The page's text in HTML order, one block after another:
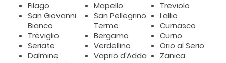
Filago
San Giovanni
Bianco
Treviglio
Seriate
Dalmine
Mapello
San Pellegrino
Terme
Bergamo
Verdellino
Vaprio d'Adda
Treviolo
Lallio
Curnasco
Curno
Orio al Serio
Zanica